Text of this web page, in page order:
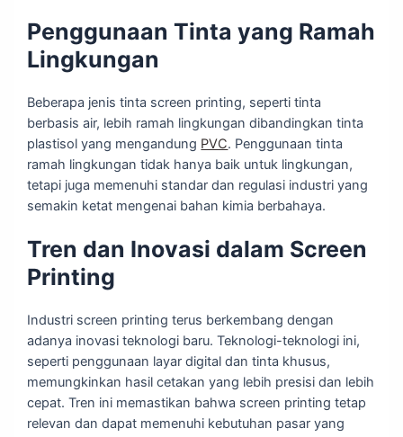
Penggunaan Tinta yang Ramah
Lingkungan
Beberapa jenis tinta screen printing, seperti tinta
berbasis air, lebih ramah lingkungan dibandingkan tinta
plastisol yang mengandung PVC. Penggunaan tinta
ramah lingkungan tidak hanya baik untuk lingkungan,
tetapi juga memenuhi standar dan regulasi industri yang
semakin ketat mengenai bahan kimia berbahaya.
Tren dan Inovasi dalam Screen
Printing
Industri screen printing terus berkembang dengan
adanya inovasi teknologi baru. Teknologi-teknologi ini,
seperti penggunaan layar digital dan tinta khusus,
memungkinkan hasil cetakan yang lebih presisi dan lebih
cepat. Tren ini memastikan bahwa screen printing tetap
relevan dan dapat memenuhi kebutuhan pasar yang